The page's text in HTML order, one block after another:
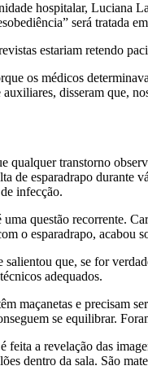
hospitalar, Luciana
será tratada
estariam retendo
os médicos
disseram que,
qualquer transtorno
de esparadrapo durante
infecção.
questão recorrente.
esparadrapo, acabou
que, se for
adequados.
e precisam
se equilibrar.
a revelação das
dentro da sala. São